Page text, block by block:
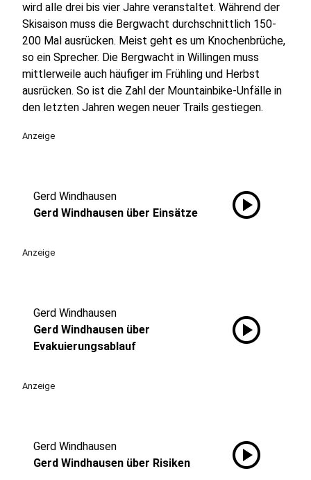
wird alle drei bis vier Jahre veranstaltet. Während der
Skisaison muss die Bergwacht durchschnittlich 150-
200 Mal ausrücken. Meist geht es um Knochenbrüche,
so ein Sprecher. Die Bergwacht in Willingen muss
mittlerweile auch häufiger im Frühling und Herbst
ausrücken. So ist die Zahl der Mountainbike-Unfälle in
den letzten Jahren wegen neuer Trails gestiegen.
Anzeige
Gerd Windhausen
Gerd Windhausen über Einsätze
play_circle
Anzeige
Gerd Windhausen
Gerd Windhausen über
Evakuierungsablauf
play_circle
Anzeige
Gerd Windhausen
Gerd Windhausen über Risiken
play_circle